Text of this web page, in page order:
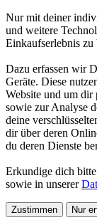
Nur mit deiner
und weitere
Einkaufserlebnis zu
Dazu erfassen wir
Geräte. Diese
Website und um dir
sowie zur Analyse
deine
dir über deren
du deren Dienste
Erkundige dich
sowie in unserer
Zustimmen Nur